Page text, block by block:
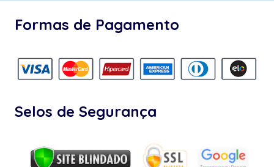
Formas de Pagamento
Selos de Segurança